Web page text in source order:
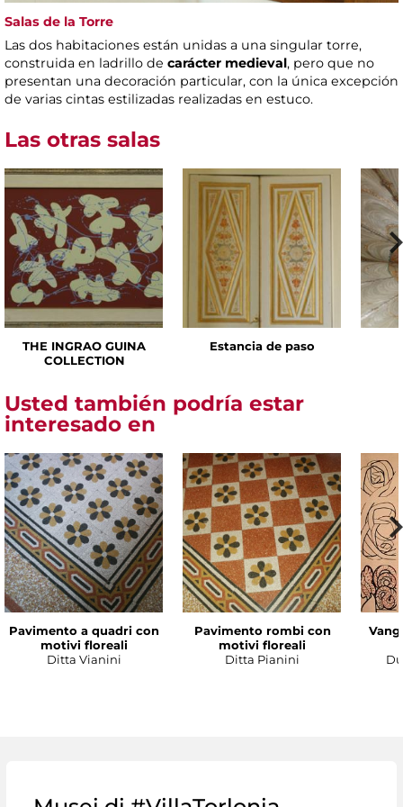
Salas de la Torre
Las dos habitaciones están unidas a una singular torre,
construida en ladrillo de carácter medieval, pero que no
presentan una decoración particular, con la única excepción
de varias cintas estilizadas realizadas en estuco.
Las otras salas
THE INGRAO GUINA
COLLECTION
Estancia de paso
Usted también podría estar
interesado en
Pavimento a quadri con
motivi floreali
Ditta Vianini
Pavimento rombi con
motivi floreali
Ditta Pianini